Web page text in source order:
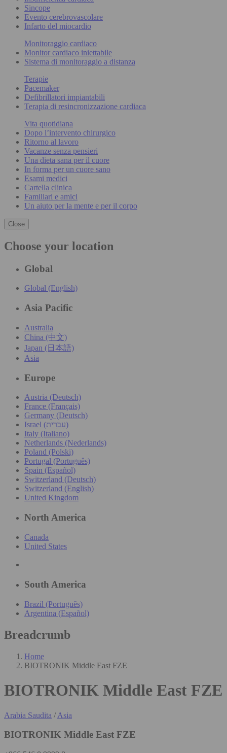
Sincope
Evento cerebrovascolare
Infarto del miocardio
Monitoraggio cardiaco
Monitor cardiaco iniettabile
Sistema di monitoraggio a distanza
Terapie
Pacemaker
Defibrillatori impiantabili
Terapia di resincronizzazione cardiaca
Vita quotidiana
Dopo l’intervento chirurgico
Ritorno al lavoro
Vacanze senza pensieri
Una dieta sana per il cuore
In forma per un cuore sano
Esami medici
Cartella clinica
Familiari e amici
Un aiuto per la mente e per il corpo
Close
Choose your location
Global
Global (English)
Asia Pacific
Australia
China (中文)
Japan (日本語)
Asia
Europe
Austria (Deutsch)
France (Français)
Germany (Deutsch)
Israel (עִברִית)
Italy (Italiano)
Netherlands (Nederlands)
Poland (Polski)
Portugal (Português)
Spain (Español)
Switzerland (Deutsch)
Switzerland (English)
United Kingdom
North America
Canada
United States
South America
Brazil (Português)
Argentina (Español)
Breadcrumb
Home
BIOTRONIK Middle East FZE
BIOTRONIK Middle East FZE
Arabia Saudita / Asia
BIOTRONIK Middle East FZE